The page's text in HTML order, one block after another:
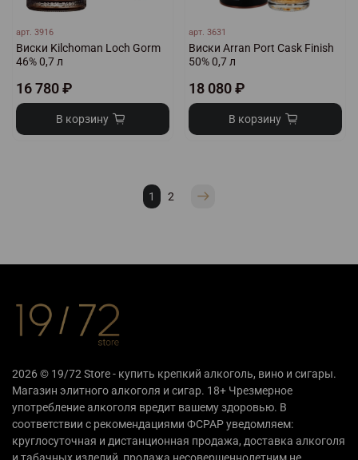
арт.3916
Виски Kilchoman Loch Gorm
46% 0,7 л
16 780 ₽
В корзину
арт.3631
Виски Arran Port Cask Finish
50% 0,7 л
18 080 ₽
В корзину
1 2
2026 © 19/72 Store - купить крепкий алкоголь, вино и сигары.
Магазин элитного алкоголя и сигар. 18+ Чрезмерное
употребление алкоголя вредит вашему здоровью. В
соответствии с рекомендациями ФСРАР уведомляем:
круглосуточная и дистанционная продажа, доставка алкоголя